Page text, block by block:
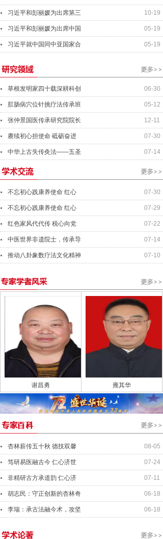
10-19
习近平和彭丽媛为出席第三
05-19
习近平和彭丽媛为出席中国
05-19
习近平就中国同中亚国家合
06-30
草根发明家四十载深耕科创
05-12
肛肠病穴位针挑疗法传承班
12-11
张仲景国医传承研究院院长
07-30
赓续初心担使命 砥砺奋进
07-14
中华上古失传灸法——五圣
07-30
不忘初心践康养使命 红心
07-29
不忘初心践康养使命 红心
07-22
红色家风代代传 税心向党
07-14
中医世界非遗院士，传承导
07-10
推动八卦象数疗法文化精神
谢昌勇 雍其华
08-05
杏林薪传五十秋 德技双馨
07-24
笃研易医融古今 仁心济世
07-11
非精研古方承道韵 仁心济
06-18
胡志民：守正创新的杏林奇
06-18
李瑞：承古法融今术，攻坚